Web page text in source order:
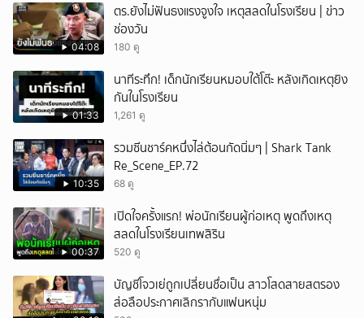
04:08
ตร.ยังไม่ฟันธงแรงจูงใจ เหตุสลดในโรงเรียน | ข่าว
ช่องวัน
180 ดู
01:33
นาทีระทึก! เด็กนักเรียนหมอบใต้โต๊ะ หลังเกิดเหตุยิง
กันในโรงเรียน
1,261 ดู
10:35
รวมซีนชาร์คหนึ่งไล่ต้อนกัดนิ่มๆ | Shark Tank
Re_Scene_EP.72
68 ดู
00:37
เปิดใจครั้งแรก! พ่อนักเรียนผู้ก่อเหตุ พูดถึงเหตุ
สลดในโรงเรียนเทพสิริน
520 ดู
บัญชีโจวเย่ถูกเปลี่ยนชื่อเป็น สาวโสดสายสตรอง
ส่อลือประกาศเลิกรากับแฟนหนุ่ม